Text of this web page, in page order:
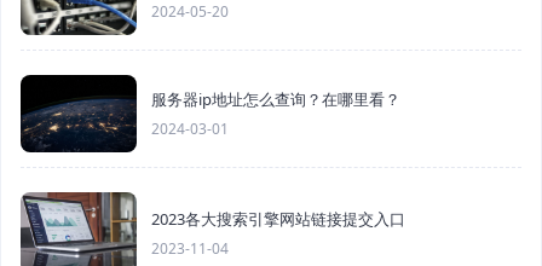
2024-05-20
服务器ip地址怎么查询？在哪里看？
2024-03-01
2023各大搜索引擎网站链接提交入口
2023-11-04